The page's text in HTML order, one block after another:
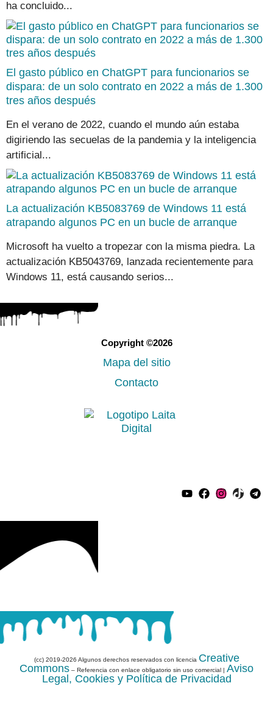
ha concluido...
El gasto público en ChatGPT para funcionarios se
dispara: de un solo contrato en 2022 a más de 1.300
tres años después
En el verano de 2022, cuando el mundo aún estaba
digiriendo las secuelas de la pandemia y la inteligencia
artificial...
La actualización KB5083769 de Windows 11 está
atrapando algunos PC en un bucle de arranque
Microsoft ha vuelto a tropezar con la misma piedra. La
actualización KB5043769, lanzada recientemente para
Windows 11, está causando serios...
Copyright ©2026
Mapa del sitio
Contacto
(cc) 2019-2026 Algunos derechos reservados con licencia Creative
Commons – Referencia con enlace obligatorio sin uso comercial | Aviso
Legal, Cookies y Política de Privacidad